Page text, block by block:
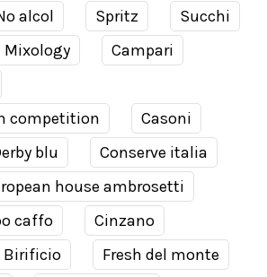
alcol Spritz
Succhi
Mixology
Campari
competition
Casoni
blu
Conserve italia
house ambrosetti
caffo
Cinzano
Birificio
Fresh del monte